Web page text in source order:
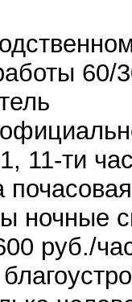
60/
11-ти
ночные
руб./